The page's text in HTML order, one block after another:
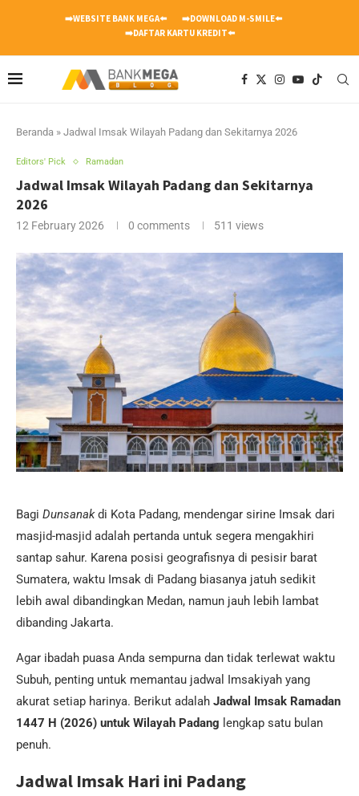
➡️WEBSITE BANK MEGA⬅️
➡️DOWNLOAD M-SMILE⬅️
➡️DAFTAR KARTU KREDIT⬅️
Beranda » Jadwal Imsak Wilayah Padang dan Sekitarnya 2026
Editors' Pick Ramadan
Jadwal Imsak Wilayah Padang dan Sekitarnya
2026
12 February 2026 0 comments 511 views
Bagi Dunsanakdi Kota Padang, mendengar sirine Imsak dari
masjid-masjid adalah pertanda untuk segera mengakhiri
santap sahur. Karena posisi geografisnya di pesisir barat
Sumatera, waktu Imsak di Padang biasanya jatuh sedikit
lebih awal dibandingkan Medan, namun jauh lebih lambat
dibanding Jakarta.
Agar ibadah puasa Anda sempurna dan tidak terlewat waktu
Subuh, penting untuk memantau jadwal Imsakiyah yang
akurat setiap harinya. Berikut adalah Jadwal Imsak Ramadan
1447 H (2026) untuk Wilayah Padang lengkap satu bulan
penuh.
Jadwal Imsak Hari ini Padang